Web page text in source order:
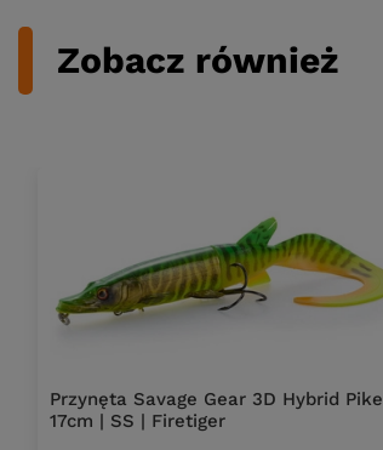
Zobacz również
Przynęta Savage Gear 3D Hybrid Pike
17cm | SS | Firetiger